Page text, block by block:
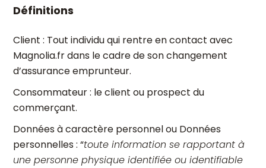
Définitions
Client : Tout individu qui rentre en contact avec
Magnolia.fr dans le cadre de son changement
d’assurance emprunteur.
Consommateur : le client ou prospect du
commerçant.
Données à caractère personnel ou Données
personnelles : “toute information se rapportant à
une personne physique identifiée ou identifiable